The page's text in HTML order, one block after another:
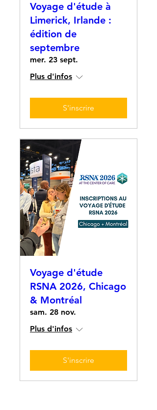
Voyage d'étude à
Limerick, Irlande :
édition de
septembre
mer. 23 sept.
Plus d'infos
S'inscrire
Voyage d'étude
RSNA 2026, Chicago
& Montréal
sam. 28 nov.
Plus d'infos
S'inscrire